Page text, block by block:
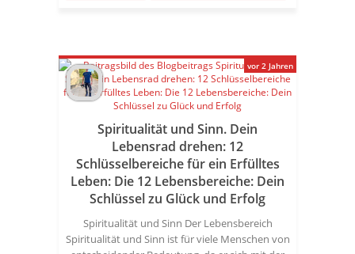
Spiritualität und Sinn. Dein
Lebensrad drehen: 12
Schlüsselbereiche für ein Erfülltes
Leben: Die 12 Lebensbereiche: Dein
Schlüssel zu Glück und Erfolg
Spiritualität und Sinn Der Lebensbereich
Spiritualität und Sinn ist für viele Menschen von
vor 2 Jahren